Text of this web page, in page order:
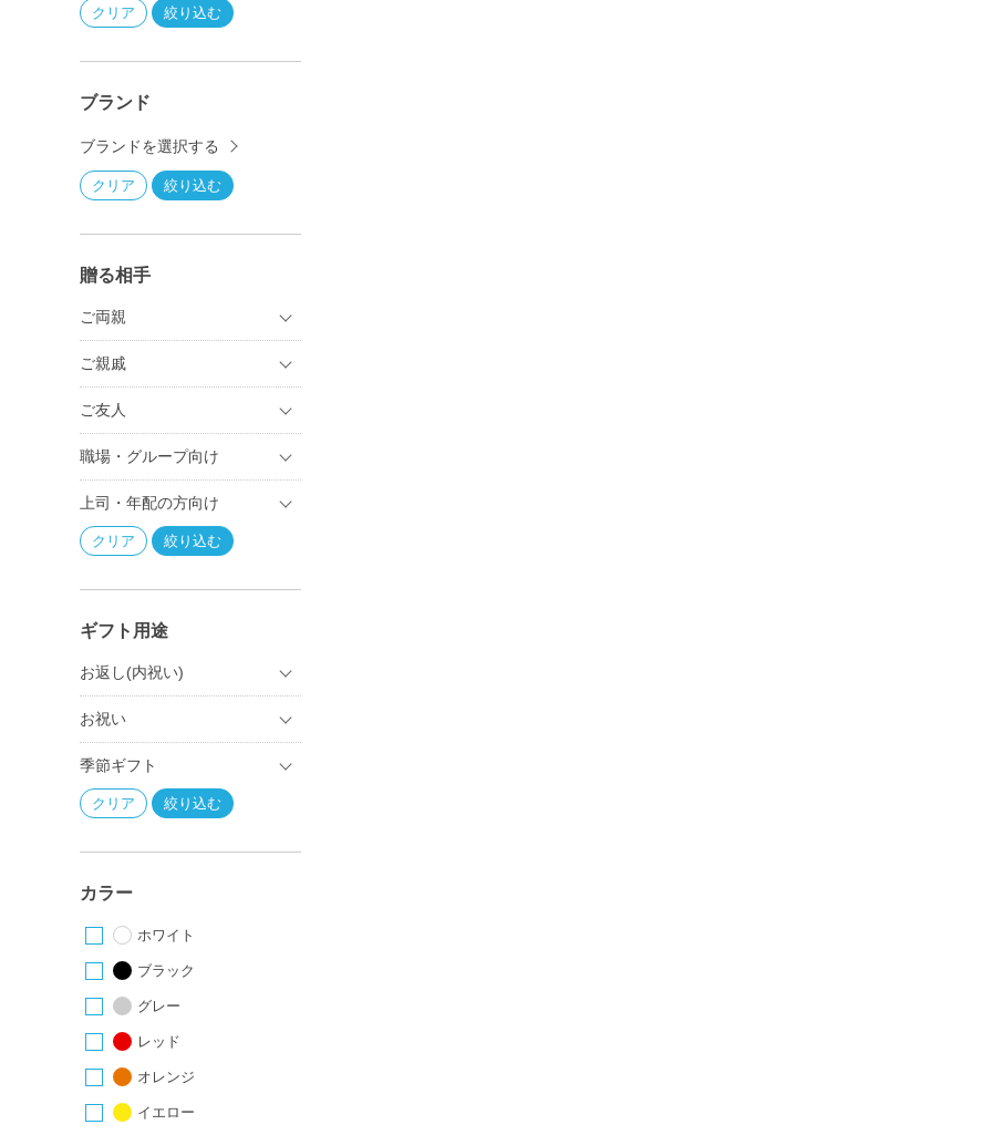
ブランド
ブランドを選択する
贈る相手
ご両親
ご親戚
ご友人
職場・グループ向け
上司・年配の方向け
ギフト用途
お返し(内祝い)
お祝い
季節ギフト
カラー
ホワイト
ブラック
グレー
レッド
オレンジ
イエロー